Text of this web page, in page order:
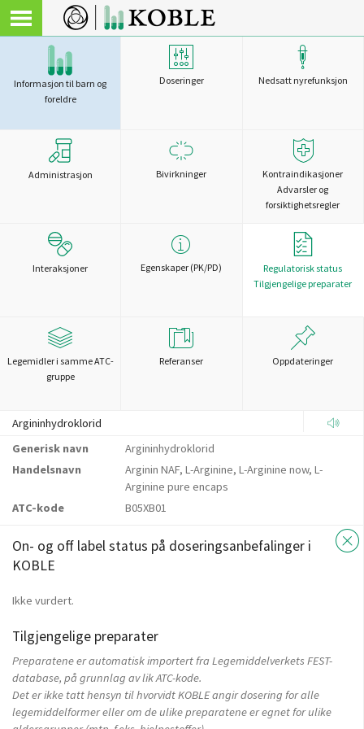
Informasjon til barn og
foreldre
Doseringer Nedsatt nyrefunksjon
Administrasjon Bivirkninger
Kontraindikasjoner
Advarsler og
forsiktighetsregler
Interaksjoner Egenskaper (PK/PD)
Regulatorisk status
Tilgjengelige preparater
Legemidler i samme ATC-
gruppe
Referanser Oppdateringer
Argininhydroklorid
Generisk navn
Argininhydroklorid
Handelsnavn
Arginin NAF, L-Arginine, L-Arginine now, L-
Arginine pure encaps
ATC-kode
B05XB01
On- og off label status på doseringsanbefalinger i
KOBLE
Ikke vurdert.
Tilgjengelige preparater
Preparatene er automatisk importert fra Legemiddelverkets FEST-
database, på grunnlag av lik ATC-kode.
Det er ikke tatt hensyn til hvorvidt KOBLE angir dosering for alle
legemiddelformer eller om de ulike preparatene er egnet for ulike